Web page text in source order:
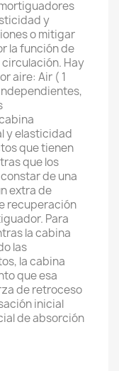
y
o mitigar
la función de
Hay
aire: Air ( 1
y elasticidad
que tienen
que los
de una
extra de
recuperación
Para
la cabina
las
la cabina
que esa
de retroceso
inicial
de absorción